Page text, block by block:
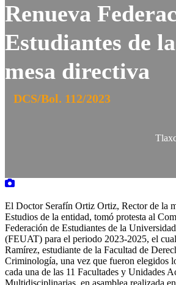
Renueva
Estudiantes de
mesa directiva
DCS/Bol. 112/2023
El Doctor Serafín Ortiz Ortiz, Rector de la
Estudios de la entidad, tomó protesta al
Federación de Estudiantes de la
(FEUAT) para el periodo 2023-2025, el
Ramírez, estudiante de la Facultad de
Criminología, una vez que fueron elegidos
cada una de las 11 Facultades y Unidades
Multidisciplinarias, en asamblea realizada